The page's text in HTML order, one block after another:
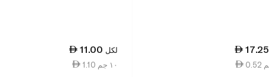
17.25
11.00 لكل
1.10 ١٠ جم